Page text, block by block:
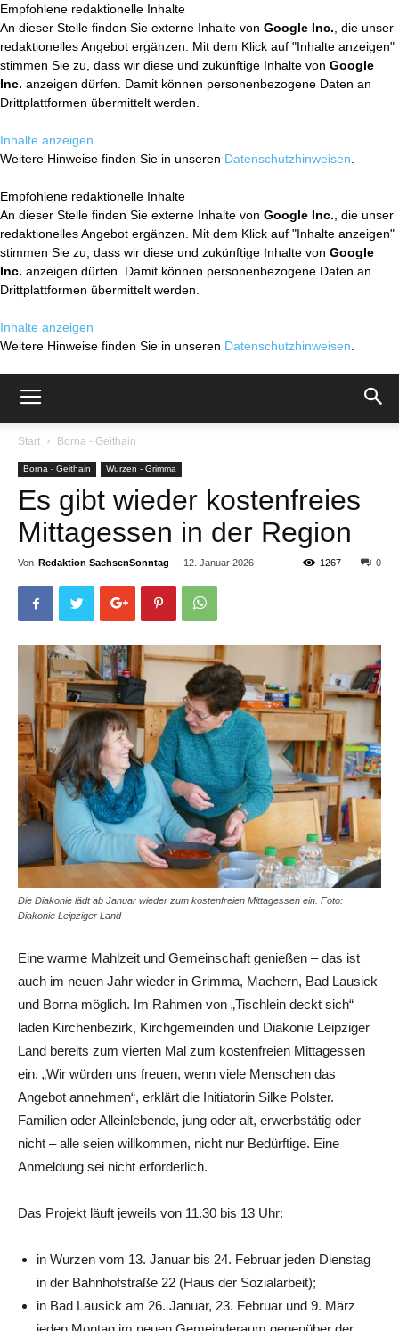
Empfohlene redaktionelle Inhalte
An dieser Stelle finden Sie externe Inhalte von Google Inc. , die unser
redaktionelles Angebot ergänzen. Mit dem Klick auf "Inhalte anzeigen"
stimmen Sie zu, dass wir diese und zukünftige Inhalte von Google
Inc. anzeigen dürfen. Damit können personenbezogene Daten an
Drittplattformen übermittelt werden.
Inhalte anzeigen
Weitere Hinweise finden Sie in unseren Datenschutzhinweisen
Empfohlene redaktionelle Inhalte
An dieser Stelle finden Sie externe Inhalte von Google Inc. , die unser
redaktionelles Angebot ergänzen. Mit dem Klick auf "Inhalte anzeigen"
stimmen Sie zu, dass wir diese und zukünftige Inhalte von Google
Inc. anzeigen dürfen. Damit können personenbezogene Daten an
Drittplattformen übermittelt werden.
Inhalte anzeigen
Weitere Hinweise finden Sie in unseren Datenschutzhinweisen
Start Borna - Geithain
Borna - Geithain Wurzen - Grimma
Es gibt wieder kostenfreies
Mittagessen in der Region
Von Redaktion SachsenSonntag - 12. Januar 2026 0
1267
Die Diakonie lädt ab Januar wieder zum kostenfreien Mittagessen ein. Foto:
Diakonie Leipziger Land
Eine warme Mahlzeit und Gemeinschaft genießen – das ist
auch im neuen Jahr wieder in Grimma, Machern, Bad Lausick
und Borna möglich. Im Rahmen von „Tischlein deckt sich“
laden Kirchenbezirk, Kirchgemeinden und Diakonie Leipziger
Land bereits zum vierten Mal zum kostenfreien Mittagessen
ein. „Wir würden uns freuen, wenn viele Menschen das
Angebot annehmen“, erklärt die Initiatorin Silke Polster.
Familien oder Alleinlebende, jung oder alt, erwerbstätig oder
nicht – alle seien willkommen, nicht nur Bedürftige. Eine
Anmeldung sei nicht erforderlich.
Das Projekt läuft jeweils von 11.30 bis 13 Uhr:
in Wurzen vom 13. Januar bis 24. Februar jeden Dienstag
in der Bahnhofstraße 22 (Haus der Sozialarbeit);
in Bad Lausick am 26. Januar, 23. Februar und 9. März